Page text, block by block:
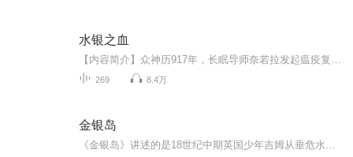
水银之血
269 8.4万
金银岛